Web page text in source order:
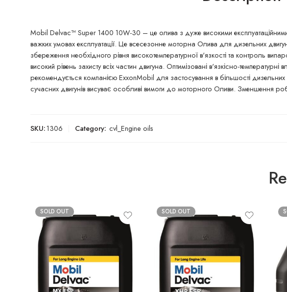
Mobil Delvac™ Super 1400 10W-30 – це олива з дуже високими
важких умовах експлуатації. Це всесезонне моторна Олива для дизельних
збереження необхідного рівня високотемпературної в'язкості та контроль
високий рівень захисту всіх частин двигуна. Оптимізовані в'язкісно-
рекомендується компанією ExxonMobil для застосування в більшості дизельних
сучасних двигунів висуває особливі вимоги до моторного Оливи. Зменшення
SKU:1306 Category: cvl_Engine oils
SOLD OUT SOLD OUT